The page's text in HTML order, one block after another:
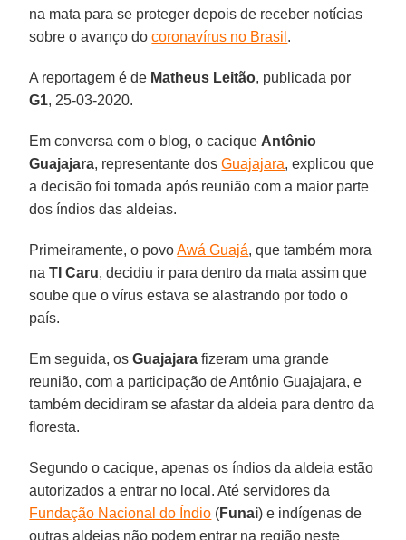
na mata para se proteger depois de receber notícias
sobre o avanço docoronavírus no Brasil .
A reportagem é de Matheus Leitão, publicada por
G1, 25-03-2020.
Em conversa com o blog, o cacique Antônio
Guajajara, representante dosGuajajara, explicou que
a decisão foi tomada após reunião com a maior parte
dos índios das aldeias.
Primeiramente, o povoAwá Guajá, que também mora
naTI Caru, decidiu ir para dentro da mata assim que
soube que o vírus estava se alastrando por todo o
país.
Em seguida, osGuajajara fizeram uma grande
reunião, com a participação de Antônio Guajajara, e
também decidiram se afastar da aldeia para dentro da
floresta.
Segundo o cacique, apenas os índios da aldeia estão
autorizados a entrar no local. Até servidores da
Fundação Nacional do Índio (Funai) e indígenas de
outras aldeias não podem entrar na região neste